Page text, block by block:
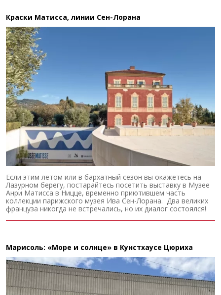
Краски Матисса, линии Сен-Лорана
Если этим летом или в бархатный сезон вы окажетесь на
Лазурном берегу, постарайтесь посетить выставку в Музее
Анри Матисса в Ницце, временно приютившем часть
коллекции парижского музея Ива Сен-Лорана. Два великих
француза никогда не встречались, но их диалог состоялся!
Марисоль: «Море и солнце» в Кунстхаусе Цюриха